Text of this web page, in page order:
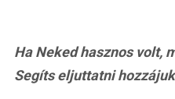
Ha Neked hasznos volt,
Segíts eljuttatni